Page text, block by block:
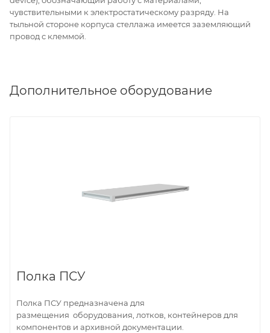
чувствительными к электростатическому разряду. На
тыльной стороне корпуса стеллажа имеется заземляющий
провод с клеммой.
Дополнительное оборудование
Полка ПСУ
Полка ПСУ предназначена для
размещения оборудования, лотков, контейнеров для
компонентов и архивной документации.